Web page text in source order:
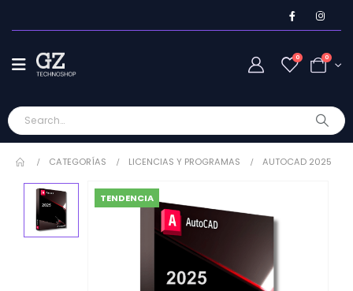
0 0
CATEGORÍAS LICENCIAS Y PROGRAMAS AUTOCAD 2025
TENDENCIA